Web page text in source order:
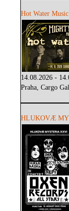
Hot Water
14.08.2026 -
Praha, Cargo
HLUKOVÆ